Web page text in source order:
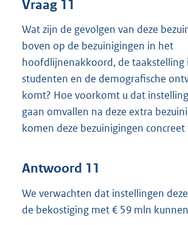
Vraag 11
Wat zijn de gevolgen van deze
boven op de bezuinigingen in het
hoofdlijnenakkoord, de
studenten en de demografische
komt? Hoe voorkomt u dat
gaan omvallen na deze extra
komen deze bezuinigingen concreet
Antwoord 11
We verwachten dat instellingen
de bekostiging met € 59 mln